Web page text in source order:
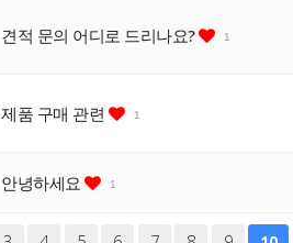
견적 문의 어디로 드리나요? 1
제품 구매 관련 1
안녕하세요 1